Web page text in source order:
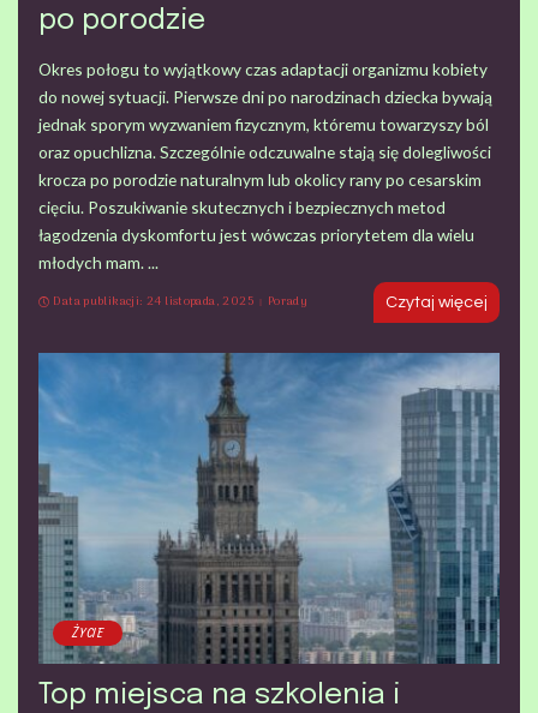
po porodzie
Okres połogu to wyjątkowy czas adaptacji organizmu kobiety
do nowej sytuacji. Pierwsze dni po narodzinach dziecka bywają
jednak sporym wyzwaniem fizycznym, któremu towarzyszy ból
oraz opuchlizna. Szczególnie odczuwalne stają się dolegliwości
krocza po porodzie naturalnym lub okolicy rany po cesarskim
cięciu. Poszukiwanie skutecznych i bezpiecznych metod
łagodzenia dyskomfortu jest wówczas priorytetem dla wielu
młodych mam. ...
Data publikacji: 24 listopada, 2025
Porady Czytaj więcej
ŻYCIE
Top miejsca na szkolenia i